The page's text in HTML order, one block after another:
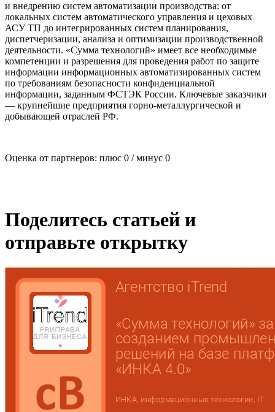
и внедрению систем автоматизации производства: от
локальных систем автоматического управления и цеховых
АСУ ТП до интегрированных систем планирования,
диспетчеризации, анализа и оптимизации производственной
деятельности. «Сумма технологий» имеет все необходимые
компетенции и разрешения для проведения работ по защите
информации информационных автоматизированных систем
по требованиям безопасности конфиденциальной
информации, заданным ФСТЭК России. Ключевые заказчики
— крупнейшие предприятия горно-металлургической и
добывающей отраслей РФ.
Оценка от партнеров: плюс 0 / минус 0
Поделитесь статьей и
отправьте открытку